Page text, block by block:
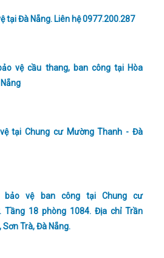
tại Đà Nẵng. Liên hệ 0977.200.287
vệ cầu thang, ban công tại Hòa
tại Chung cư Mường Thanh - Đà
bảo vệ ban công tại Chung cư
Tầng 18 phòng 1084. Địa chỉ Trần
Sơn Trà, Đà Nẵng.